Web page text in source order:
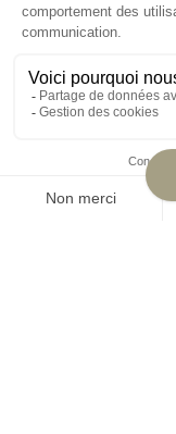
Classe